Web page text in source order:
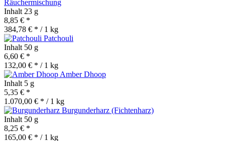
Räuchermischung
Inhalt 23 g
8,85 € *
384,78 € * / 1 kg
Patchouli
Inhalt 50 g
6,60 € *
132,00 € * / 1 kg
Amber Dhoop
Inhalt 5 g
5,35 € *
1.070,00 € * / 1 kg
Burgunderharz (Fichtenharz)
Inhalt 50 g
8,25 € *
165,00 € * / 1 kg